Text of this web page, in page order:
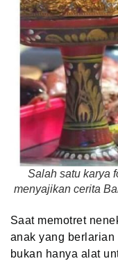
Salah satu karya
menyajikan cerita
Saat memotret
anak yang
bukan hanya alat